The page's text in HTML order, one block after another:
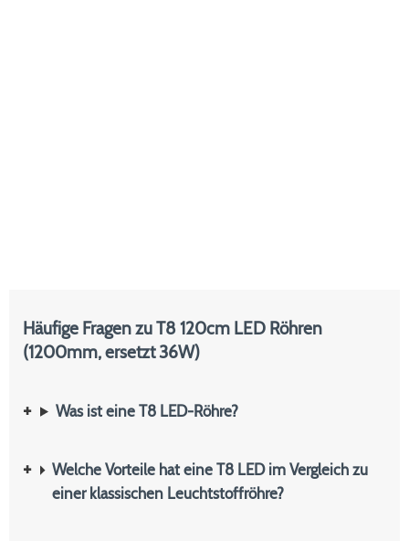
Häufige Fragen zu T8 120cm LED Röhren
(1200mm, ersetzt 36W)
Was ist eine T8 LED-Röhre?
Welche Vorteile hat eine T8 LED im Vergleich zu
einer klassischen Leuchtstoffröhre?